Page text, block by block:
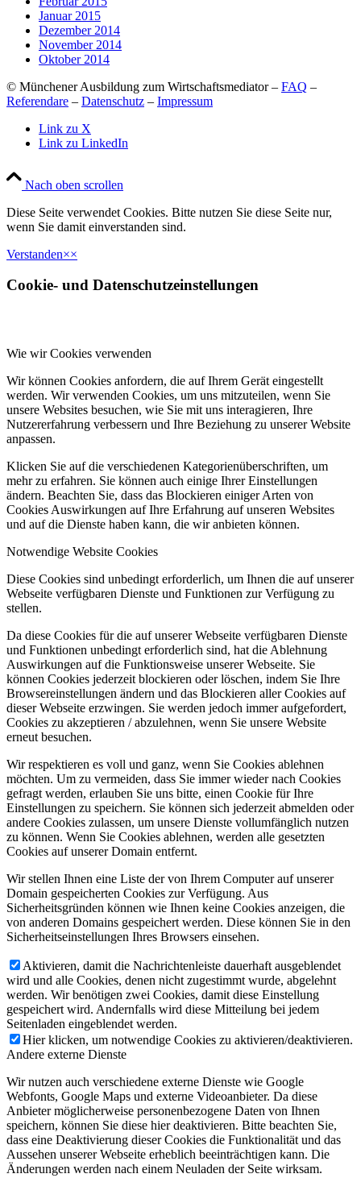
Januar 2015
Dezember 2014
November 2014
Oktober 2014
© Münchener Ausbildung zum Wirtschaftsmediator – FAQ –
Referendare – Datenschutz – Impressum
Link zu X
Link zu LinkedIn
Nach oben scrollen
Diese Seite verwendet Cookies. Bitte nutzen Sie diese Seite nur,
wenn Sie damit einverstanden sind.
Verstanden××
Cookie- und Datenschutzeinstellungen
Wie wir Cookies verwenden
Wir können Cookies anfordern, die auf Ihrem Gerät eingestellt
werden. Wir verwenden Cookies, um uns mitzuteilen, wenn Sie
unsere Websites besuchen, wie Sie mit uns interagieren, Ihre
Nutzererfahrung verbessern und Ihre Beziehung zu unserer Website
anpassen.
Klicken Sie auf die verschiedenen Kategorienüberschriften, um
mehr zu erfahren. Sie können auch einige Ihrer Einstellungen
ändern. Beachten Sie, dass das Blockieren einiger Arten von
Cookies Auswirkungen auf Ihre Erfahrung auf unseren Websites
und auf die Dienste haben kann, die wir anbieten können.
Notwendige Website Cookies
Diese Cookies sind unbedingt erforderlich, um Ihnen die auf unserer
Webseite verfügbaren Dienste und Funktionen zur Verfügung zu
stellen.
Da diese Cookies für die auf unserer Webseite verfügbaren Dienste
und Funktionen unbedingt erforderlich sind, hat die Ablehnung
Auswirkungen auf die Funktionsweise unserer Webseite. Sie
können Cookies jederzeit blockieren oder löschen, indem Sie Ihre
Browsereinstellungen ändern und das Blockieren aller Cookies auf
dieser Webseite erzwingen. Sie werden jedoch immer aufgefordert,
Cookies zu akzeptieren / abzulehnen, wenn Sie unsere Website
erneut besuchen.
Wir respektieren es voll und ganz, wenn Sie Cookies ablehnen
möchten. Um zu vermeiden, dass Sie immer wieder nach Cookies
gefragt werden, erlauben Sie uns bitte, einen Cookie für Ihre
Einstellungen zu speichern. Sie können sich jederzeit abmelden oder
andere Cookies zulassen, um unsere Dienste vollumfänglich nutzen
zu können. Wenn Sie Cookies ablehnen, werden alle gesetzten
Cookies auf unserer Domain entfernt.
Wir stellen Ihnen eine Liste der von Ihrem Computer auf unserer
Domain gespeicherten Cookies zur Verfügung. Aus
Sicherheitsgründen können wie Ihnen keine Cookies anzeigen, die
von anderen Domains gespeichert werden. Diese können Sie in den
Sicherheitseinstellungen Ihres Browsers einsehen.
Aktivieren, damit die Nachrichtenleiste dauerhaft ausgeblendet
wird und alle Cookies, denen nicht zugestimmt wurde, abgelehnt
werden. Wir benötigen zwei Cookies, damit diese Einstellung
gespeichert wird. Andernfalls wird diese Mitteilung bei jedem
Seitenladen eingeblendet werden.
Hier klicken, um notwendige Cookies zu aktivieren/deaktivieren.
Andere externe Dienste
Wir nutzen auch verschiedene externe Dienste wie Google
Webfonts, Google Maps und externe Videoanbieter. Da diese
Anbieter möglicherweise personenbezogene Daten von Ihnen
speichern, können Sie diese hier deaktivieren. Bitte beachten Sie,
dass eine Deaktivierung dieser Cookies die Funktionalität und das
Aussehen unserer Webseite erheblich beeinträchtigen kann. Die
Änderungen werden nach einem Neuladen der Seite wirksam.